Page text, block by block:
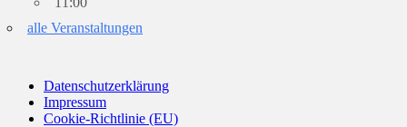
alle Veranstaltungen
Datenschutzerklärung
Impressum
Cookie-Richtlinie (EU)